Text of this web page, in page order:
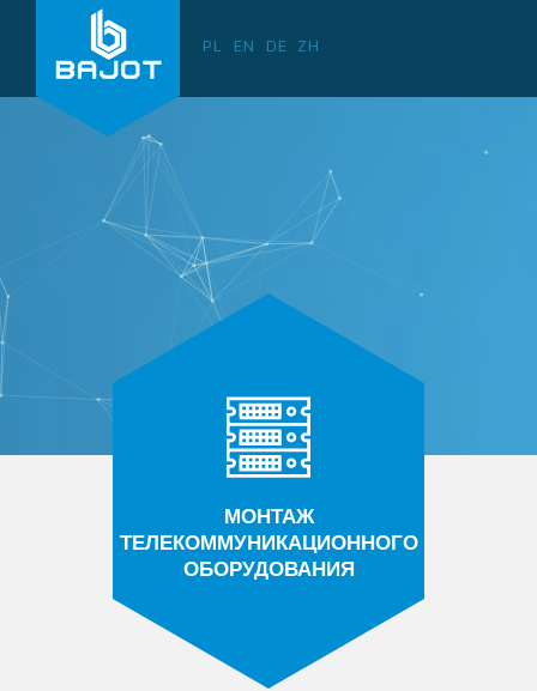
PL EN DE ZH
МОНТАЖ
ТЕЛЕКОММУНИКАЦИОННОГО
ОБОРУДОВАНИЯ